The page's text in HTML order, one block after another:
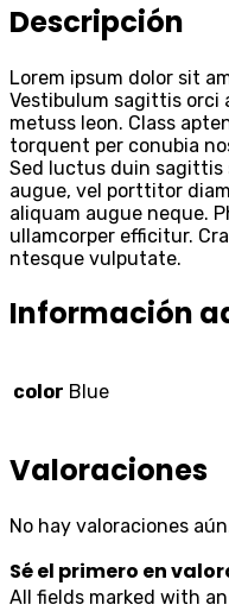
Descripción
Lorem ipsum dolor sit
Vestibulum sagittis orci
metuss leon. Class
torquent per conubia
Sed luctus duin sagittis
augue, vel porttitor
aliquam augue neque.
ullamcorper efficitur.
ntesque vulputate.
Información
color Blue
Valoraciones
No hay valoraciones
Sé el primero en
All fields marked with